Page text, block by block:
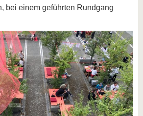
bei einem geführten Rundgang